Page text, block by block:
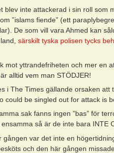
blev inte attackerad i sin roll som
”islams fiende” (ett
De som vill vara Ahmed kan
land,särskilt tyska polisen tycks
mot yttrandefriheten och mer en
alltid vem man STÖDJER!
i The Times gällande orsaken
could be singled out for attack is
sak fanns ingen ”bas” för
så är de inte bara INTE
gången var det inte en
och den här gången